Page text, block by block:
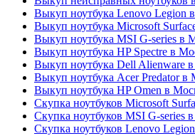
Выкуп ноутбука Lenovo Legion
Выкуп ноутбука Microsoft
Выкуп ноутбука MSI G-series в
Выкуп ноутбука HP Spectre в
Выкуп ноутбука Dell Alienware
Выкуп ноутбука Acer Predator в
Выкуп ноутбука HP Omen в
Скупка ноутбуков Microsoft
Скупка ноутбуков MSI G-series
Скупка ноутбуков Lenovo